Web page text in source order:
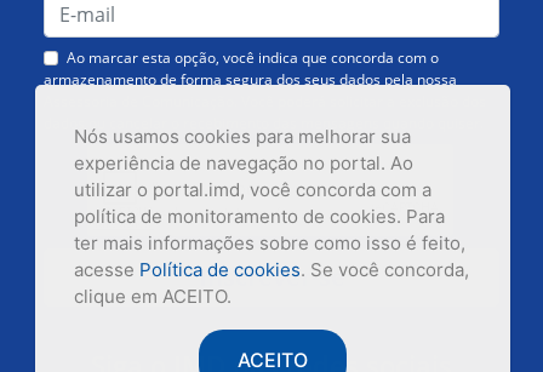
Nós usamos cookies para melhorar sua
experiência de navegação no portal. Ao
utilizar o portal.imd, você concorda com a
política de monitoramento de cookies. Para
ter mais informações sobre como isso é feito,
acesse Política de cookies. Se você concorda,
clique em ACEITO.
ACEITO
Ao marcar esta opção, você indica que concorda com o
armazenamento de forma segura dos seus dados pela nossa
Inscrever-se